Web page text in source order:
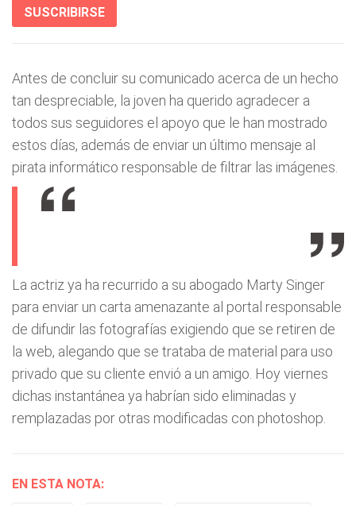
SUSCRIBIRSE
Antes de concluir su comunicado acerca de un hecho
tan despreciable, la joven ha querido agradecer a
todos sus seguidores el apoyo que le han mostrado
estos días, además de enviar un último mensaje al
pirata informático responsable de filtrar las imágenes.
La actriz ya ha recurrido a su abogado Marty Singer
para enviar un carta amenazante al portal responsable
de difundir las fotografías exigiendo que se retiren de
la web, alegando que se trataba de material para uso
privado que su cliente envió a un amigo. Hoy viernes
dichas instantánea ya habrían sido eliminadas y
remplazadas por otras modificadas con photoshop.
EN ESTA NOTA: